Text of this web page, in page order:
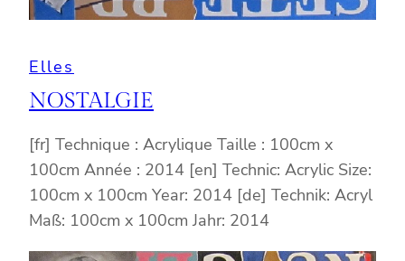
Elles
NOSTALGIE
[fr] Technique : Acrylique Taille : 100cm x
100cm Année : 2014 [en] Technic: Acrylic Size:
100cm x 100cm Year: 2014 [de] Technik: Acryl
Maß: 100cm x 100cm Jahr: 2014